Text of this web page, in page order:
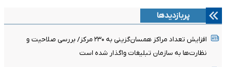
پربازدیدها
افزایش تعداد مراکز همسان‌گزینی به ۲۳۰ مرکز/ بررسی صلاحیت و
نظارت‌ها به سازمان تبلیغات واگذار شده است